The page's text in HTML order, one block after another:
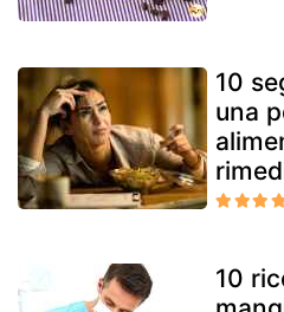
10
una
10